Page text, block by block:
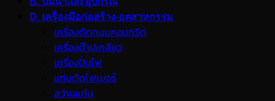
D. เครื่องมือก่อสร้าง-อุตสาหกรรม
เครื่องตัดถนนคอนกรีต
เครื่องต๊าปเกลียว
เครื่องปั่นไฟ
แท่นตัดไฟเบอร์
สว่านแท่น